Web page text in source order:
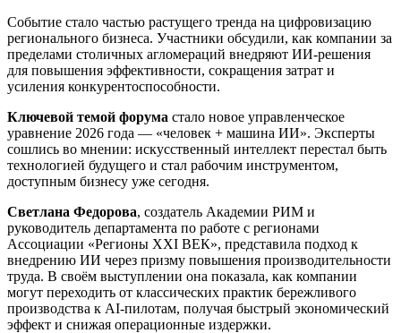
Событие стало частью растущего тренда на цифровизацию
регионального бизнеса. Участники обсудили, как компании за
пределами столичных агломераций внедряют ИИ-решения
для повышения эффективности, сокращения затрат и
усиления конкурентоспособности.
Ключевой темой форума стало новое управленческое
уравнение 2026 года — «человек + машина ИИ». Эксперты
сошлись во мнении: искусственный интеллект перестал быть
технологией будущего и стал рабочим инструментом,
доступным бизнесу уже сегодня.
Светлана Федорова, создатель Академии РИМ и
руководитель департамента по работе с регионами
Ассоциации «Регионы XXI ВЕК», представила подход к
внедрению ИИ через призму повышения производительности
труда. В своём выступлении она показала, как компании
могут переходить от классических практик бережливого
производства к AI-пилотам, получая быстрый экономический
эффект и снижая операционные издержки.